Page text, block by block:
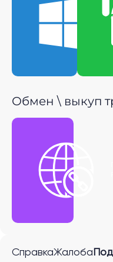
Обмен \ выкуп
СправкаЖалоба